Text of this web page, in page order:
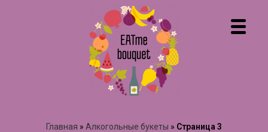
Главная » Алкогольные букеты » Страница 3